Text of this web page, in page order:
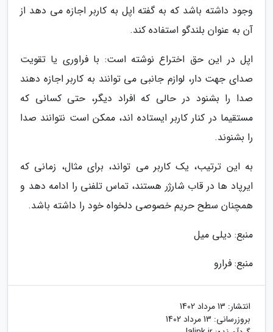
وجود داشته باشد که به گفته اپل به کاربر اجازه می دهد از
آن به عنوان بلندگو استفاده کند.
اپل در این حق اختراع نوشته است: با فراوری یا تقویت
صدای جهت دار، لوازم جانبی می توانند به کاربر اجازه دهند
صدا را بشنود در حالی که افراد دیگر، حتی کسانی که
مستقیما در کنار کاربر ایستاده اند، ممکن است نتوانند صدا
را بشنوند.
به این ترتیب، یک کاربر می تواند، برای مثال، زمانی که
ایرپاد ها در قاب شارژر هستند، تماس تلفنی را ادامه دهد و
همچنان سطح حریم خصوصی دلخواه خود را داشته باشد.
منبع: دیلی میل
منبع: فرارو
انتشار: 13 مرداد 1402
بروزرسانی: 13 مرداد 1402